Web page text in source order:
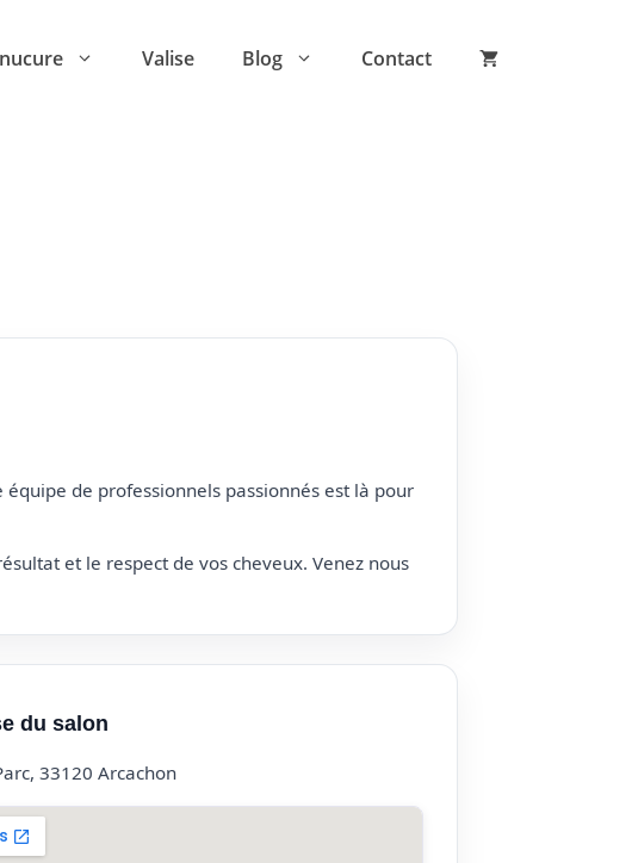
Valise Blog Contact
de professionnels passionnés est là pour
et le respect de vos cheveux. Venez nous
du salon
33120 Arcachon